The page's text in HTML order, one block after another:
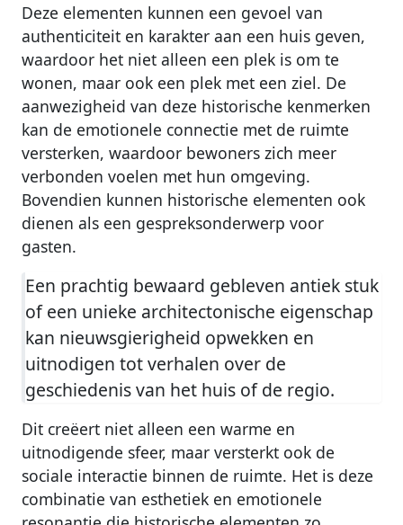
Deze elementen kunnen een gevoel van
authenticiteit en karakter aan een huis geven,
waardoor het niet alleen een plek is om te
wonen, maar ook een plek met een ziel. De
aanwezigheid van deze historische kenmerken
kan de emotionele connectie met de ruimte
versterken, waardoor bewoners zich meer
verbonden voelen met hun omgeving.
Bovendien kunnen historische elementen ook
dienen als een gespreksonderwerp voor
gasten.
Een prachtig bewaard gebleven antiek stuk
of een unieke architectonische eigenschap
kan nieuwsgierigheid opwekken en
uitnodigen tot verhalen over de
geschiedenis van het huis of de regio.
Dit creëert niet alleen een warme en
uitnodigende sfeer, maar versterkt ook de
sociale interactie binnen de ruimte. Het is deze
combinatie van esthetiek en emotionele